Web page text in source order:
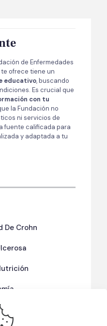
de Enfermedades
ofrece tiene un
educativo, buscando
Es crucial que
con tu
la Fundación no
ni servicios de
fuente calificada para
y adaptada a tu
De Crohn
De Uso